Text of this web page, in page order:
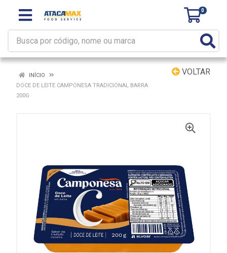
0
VOLTAR
INÍCIO
DOCE DE LEITE CAMPONESA TRADICIONAL BARRA
200G